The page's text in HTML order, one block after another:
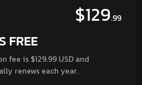
FREE
fee is $129.99 USD and
renews each year.
$129.99